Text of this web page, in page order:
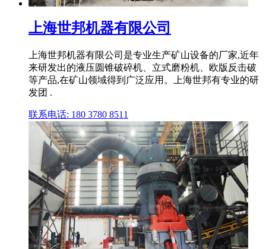
上海世邦机器有限公司
上海世邦机器有限公司是专业生产矿山设备的厂家,近年
来研发出的液压圆锥破碎机、立式磨粉机、欧版反击破
等产品,在矿山领域得到广泛应用。上海世邦有专业的研
发团 .
联系电话: 180 3780 8511